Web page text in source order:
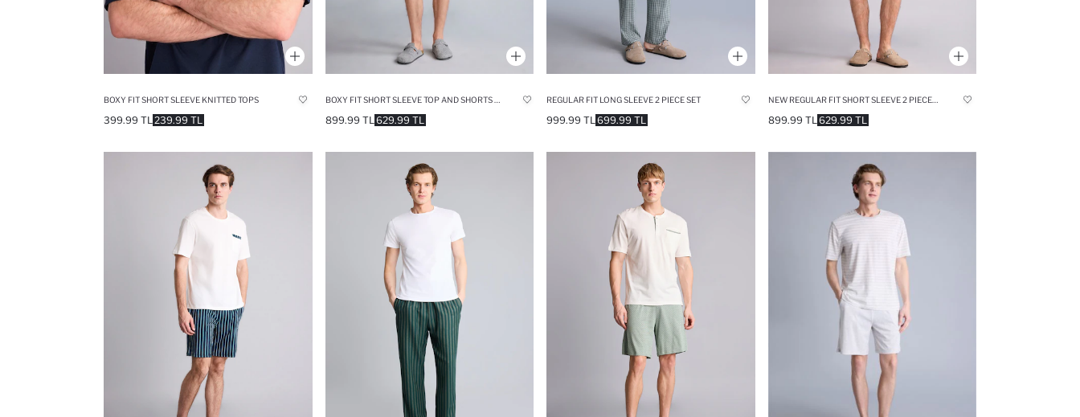
BOXY FIT SHORT SLEEVE KNITTED TOPS
239.99 TL
399.99 TL 629.99 TL
899.99 TL
REGULAR FIT LONG SLEEVE 2 PIECE SET
699.99 TL
999.99 TL
NEW REGULAR FIT SHORT SLEEVE 2 PIECE SET
629.99 TL
899.99 TL